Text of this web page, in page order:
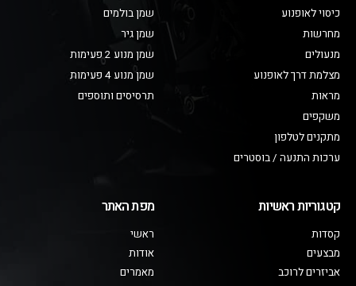
כיסוי לאופנוע
מחרשות
מנעולים
מצלמת דרך לאופנוע
מראות
משקפים
מתקנים לטלפון
ערכות התנעה / בוסטרים
שמן בולמים
שמן גיר
שמן מנוע 2 פעימות
שמן מנוע 4 פעימות
תרסיסים ותוספים
קטגוריות ראשיות
קסדות
מבצעים
אביזרים לרוכב
מפת האתר
ראשי
אודות
מאמרים